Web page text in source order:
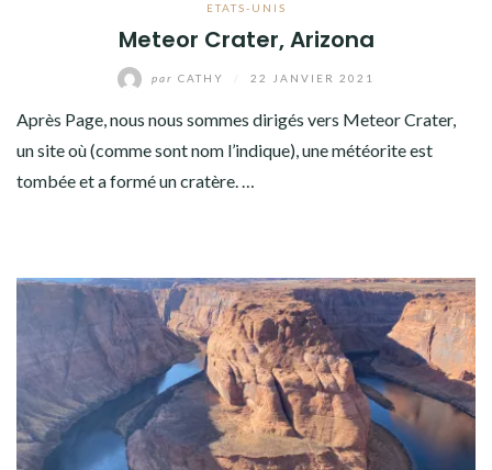
ETATS-UNIS
Meteor Crater, Arizona
par CATHY 22 JANVIER 2021
Après Page, nous nous sommes dirigés vers Meteor Crater,
un site où (comme sont nom l’indique), une météorite est
tombée et a formé un cratère. …